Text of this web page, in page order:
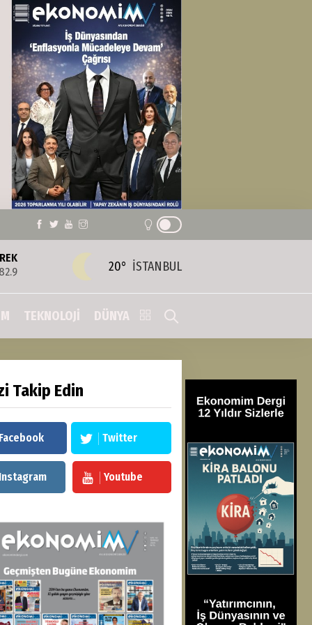
20° İSTANBUL
TEKNOLOJİ DÜNYA
Takip Edin
Twitter
Youtube